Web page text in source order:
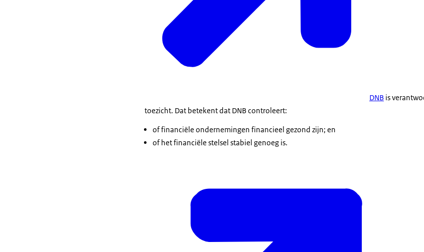
DNB is
toezicht. Dat betekent dat DNB controleert:
of financiële ondernemingen financieel gezond zijn; en
of het financiële stelsel stabiel genoeg is.